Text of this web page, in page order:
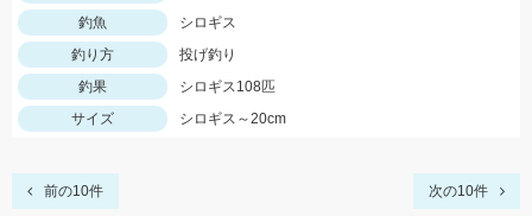
釣魚
シロギス
釣り方
投げ釣り
釣果
シロギス108匹
サイズ
シロギス～20cm
前の10件 次の10件